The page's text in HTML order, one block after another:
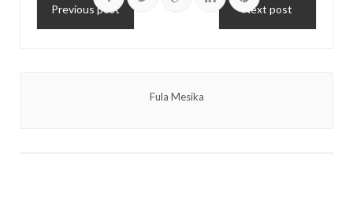
Previous post Next post
Fula Mesika